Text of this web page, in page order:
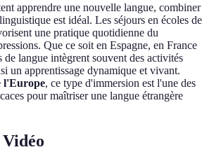
apprendre une nouvelle langue, combiner
est idéal. Les séjours en écoles de
une pratique quotidienne du
Que ce soit en Espagne, en France
de langue intègrent souvent des activités
un apprentissage dynamique et vivant.
l'Europe, ce type d'immersion est l'une des
pour maîtriser une langue étrangère
Vidéo